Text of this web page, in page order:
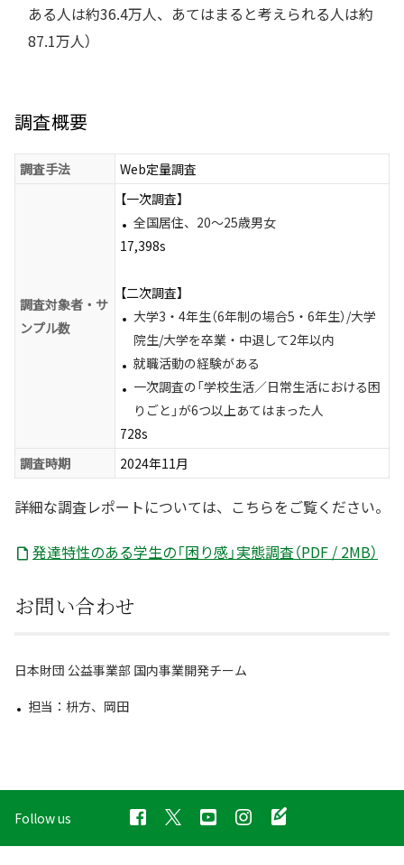
ある人は約36.4万人、あてはまると考えられる人は約
87.1万人）
調査概要
調査手法 Web定量調査
調査対象者・サ
ンプル数
【一次調査】
全国居住、20～25歳男女
17,398s
【二次調査】
大学3・4年生（6年制の場合5・6年生）/大学
院生/大学を卒業・中退して2年以内
就職活動の経験がある
一次調査の「学校生活／日常生活における困
りごと」が6つ以上あてはまった人
728s
調査時期
2024年11月
詳細な調査レポートについては、こちらをご覧ください。
発達特性のある学生の「困り感」実態調査（PDF / 2MB）
お問い合わせ
日本財団 公益事業部 国内事業開発チーム
担当：枡方、岡田
Follow us